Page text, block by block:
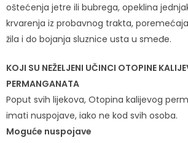
oštećenja jetre ili bubrega, opeklina
krvarenja iz probavnog trakta,
žila i do bojanja sluznice usta u smeđe.
KOJI SU NEŽELJENI UČINCI OTOPINE
PERMANGANATA
Poput svih lijekova, Otopina kalijevog
imati nuspojave, iako ne kod svih osoba.
Moguće nuspojave